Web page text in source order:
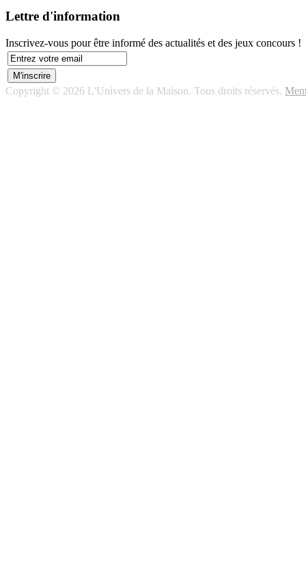
Lettre d'information
Inscrivez-vous pour être informé des actualités et des jeux concours !
Copyright © 2026 L'Univers de la Maison. Tous droits réservés.